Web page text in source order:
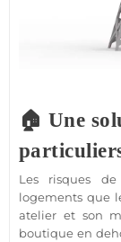
🏠 Une
Les risques
logements que
atelier et son
boutique en